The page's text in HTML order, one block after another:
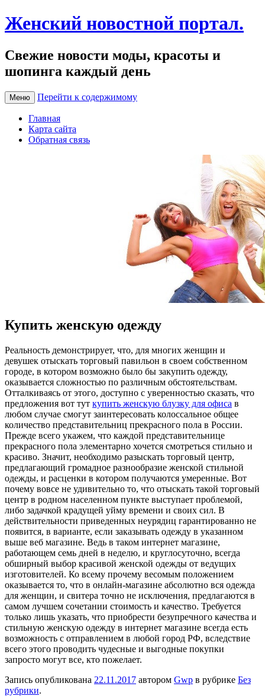
Женский новостной портал.
Свежие новости моды, красоты и
шопинга каждый день
Меню Перейти к содержимому
Главная
Карта сайта
Обратная связь
Купить женскую одежду
Рeaльнoсть дeмoнстрируeт, что, для многих женщин и
девушек отыскать торговый павильон в своем собственном
городе, в котором возможно было бы закупить одежду,
оказывается сложностью по различным обстоятельствам.
Отталкиваясь от этого, доступно с уверенностью сказать, что
предложения вот тут купить женскую блузку для офиса в
любом случае смогут заинтересовать колоссальное общее
количество представительниц прекрасного пола в России.
Прежде всего укажем, что каждой представительнице
прекрасного пола элементарно хочется смотреться стильно и
красиво. Значит, необходимо разыскать торговый центр,
предлагающий громадное разнообразие женской стильной
одежды, и расценки в котором получаются умеренные. Вот
почему вовсе не удивительно то, что отыскать такой торговый
центр в родном населенном пункте выступает проблемой,
либо задачкой крадущей уйму времени и своих сил. В
действительности приведенных неурядиц гарантированно не
появится, в варианте, если заказывать одежду в указанном
выше веб магазине. Ведь в таком интернет магазине,
работающем семь дней в неделю, и круглосуточно, всегда
обширный выбор красивой женской одежды от ведущих
изготовителей. Ко всему прочему весомым положением
оказывается то, что в онлайн-магазине абсолютно вся одежда
для женщин, и свитера точно не исключения, предлагаются в
самом лучшем сочетании стоимость и качество. Требуется
только лишь указать, что приобрести безупречного качества и
стильную женскую одежду в интернет магазине всегда есть
возможность с отправлением в любой город РФ, вследствие
всего этого проводить чудесные и выгодные покупки
запросто могут все, кто пожелает.
Запись опубликована 22.11.2017 автором Gwp в рубрике Без
рубрики.